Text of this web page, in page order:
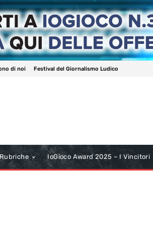
di noi Festival del Giornalismo Ludico
IoGioco Award 2025 – I Vincitori